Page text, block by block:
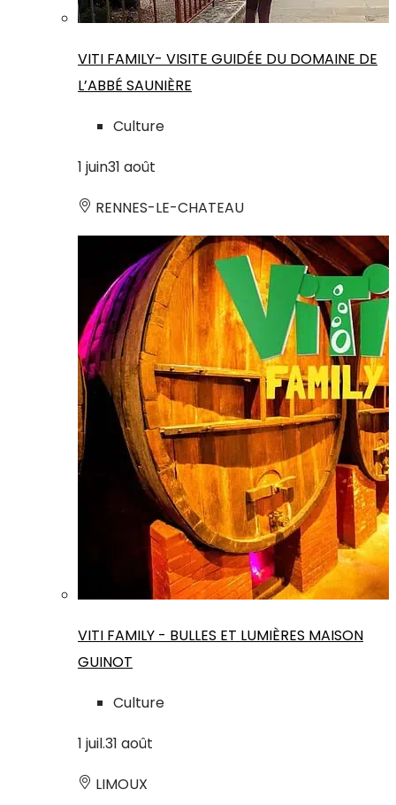
VITI FAMILY- VISITE GUIDÉE DU DOMAINE DE
L’ABBÉ SAUNIÈRE
Culture
1 juin31 août
RENNES-LE-CHATEAU
VITI FAMILY - BULLES ET LUMIÈRES MAISON
GUINOT
Culture
1 juil.31 août
LIMOUX